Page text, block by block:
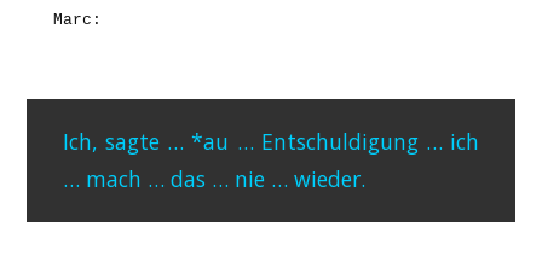
Marc:
Ich, sagte … *au … Entschuldigung … ich
… mach … das … nie … wieder.